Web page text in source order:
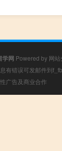
学网 Powered by 网
有错误可发邮件到
广告及商业合作